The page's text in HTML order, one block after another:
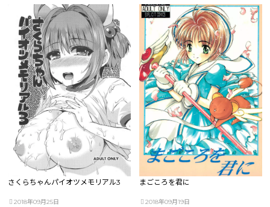
さくらちゃんパイオツメモリアル3
2018年09月25日
まごころを君に
2018年09月19日